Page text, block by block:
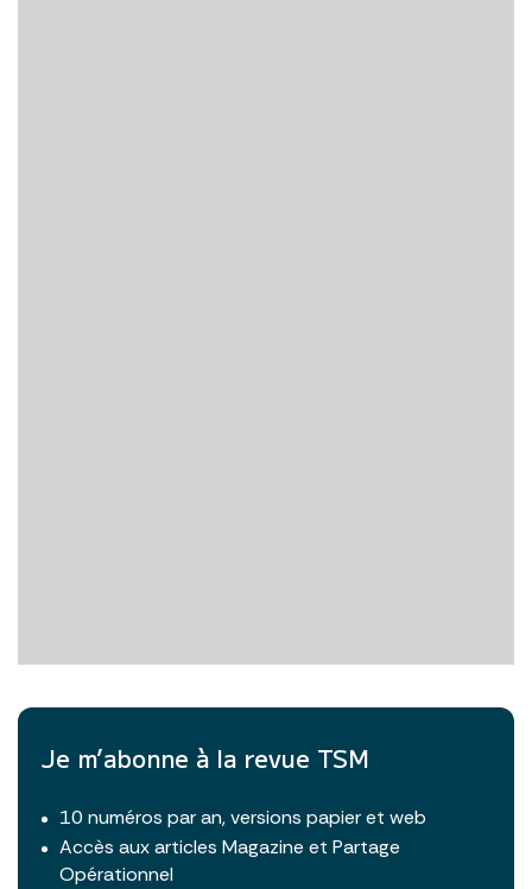
Je m’abonne à la revue TSM
10 numéros par an, versions papier et web
Accès aux articles Magazine et Partage
Opérationnel